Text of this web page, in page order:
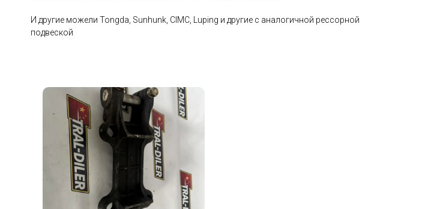
И другие можели Тоngdа, Sunhunk, СIМС, Luрing и другие с аналогичной рессорной
подвеской